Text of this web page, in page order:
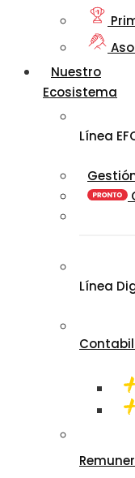
Nuestro
Ecosistema
Línea
Línea